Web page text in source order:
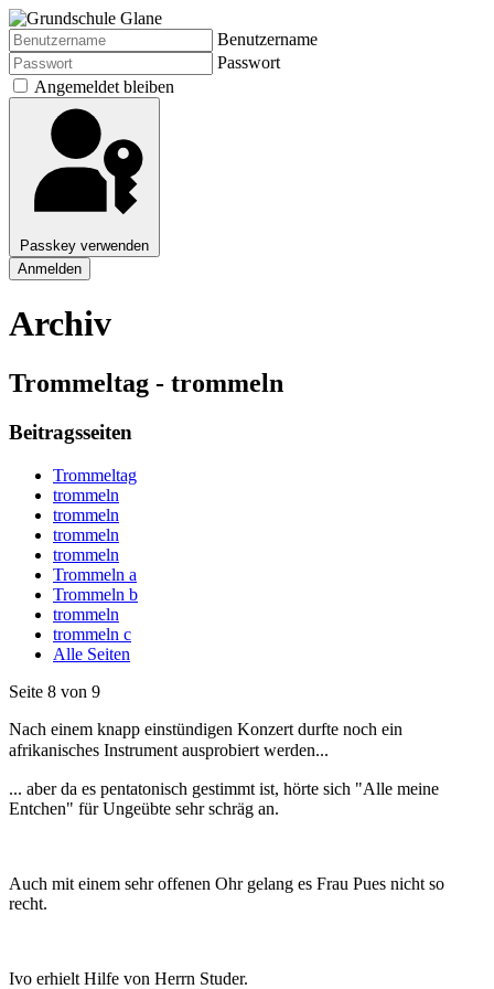
Benutzername
Passwort
Angemeldet bleiben
Passkey verwenden
Anmelden
Archiv
Trommeltag - trommeln
Beitragsseiten
Trommeltag
trommeln
trommeln
trommeln
trommeln
Trommeln a
Trommeln b
trommeln
trommeln c
Alle Seiten
Seite 8 von 9
Nach einem knapp einstündigen Konzert durfte noch ein
afrikanisches Instrument ausprobiert werden...
... aber da es pentatonisch gestimmt ist, hörte sich "Alle meine
Entchen" für Ungeübte sehr schräg an.
Auch mit einem sehr offenen Ohr gelang es Frau Pues nicht so
recht.
Ivo erhielt Hilfe von Herrn Studer.